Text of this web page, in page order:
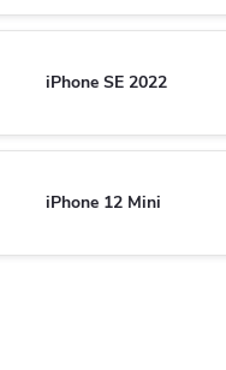
iPhone SE 2022
iPhone 12 Mini